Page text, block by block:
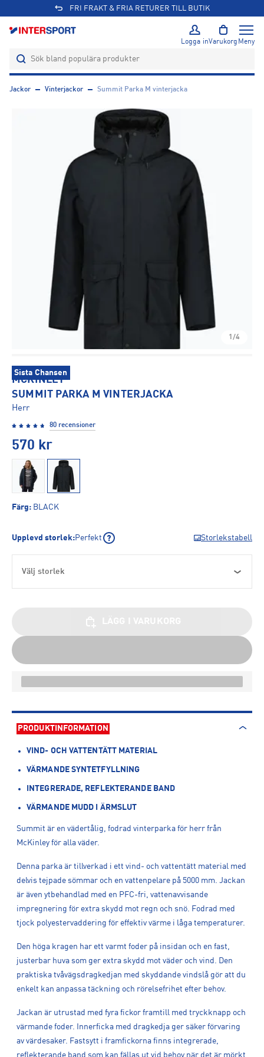
FRI FRAKT & FRIA RETURER TILL BUTIK
Logga inVarukorg Meny
Jackor Vinterjackor Summit Parka M vinterjacka
1/4
Sista Chansen
MCKINLEY
SUMMIT PARKA M VINTERJACKA
Herr
80 recensioner
570 kr
Färg: BLACK
Upplevd storlek:Perfekt Storlekstabell
Välj storlek
PRODUKTINFORMATION
VIND- OCH VATTENTÄTT MATERIAL
VÄRMANDE SYNTETFYLLNING
INTEGRERADE, REFLEKTERANDE BAND
VÄRMANDE MUDD I ÄRMSLUT
Summit är en vädertålig, fodrad vinterparka för herr från
McKinley för alla väder.
Denna parka är tillverkad i ett vind- och vattentätt material med
delvis tejpade sömmar och en vattenpelare på 5000 mm. Jackan
är även ytbehandlad med en PFC-fri, vattenavvisande
impregnering för extra skydd mot regn och snö. Fodrad med
tjock polyestervaddering för effektiv värme i låga temperaturer.
Den höga kragen har ett varmt foder på insidan och en fast,
justerbar huva som ger extra skydd mot väder och vind. Den
praktiska tvåvägsdragkedjan med skyddande vindslå gör att du
enkelt kan anpassa täckning och rörelsefrihet efter behov.
Jackan är utrustad med fyra fickor framtill med tryckknapp och
värmande foder. Innerficka med dragkedja ger säker förvaring
av värdesaker. Fastsytt i framfickorna finns integrerade,
reflekterande band som kan fällas ut vid behov när det är mörkt